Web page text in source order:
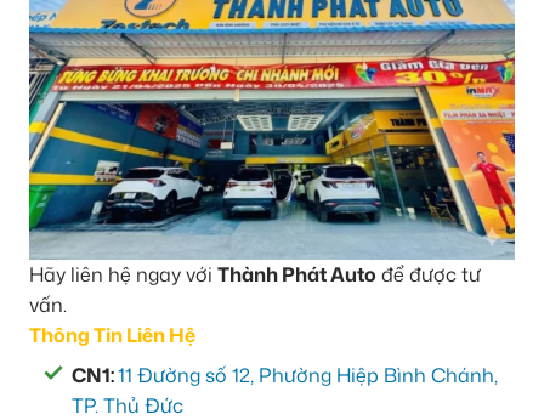
Hãy liên hệ ngay với Thành Phát Auto để được tư
vấn.
Thông Tin Liên Hệ
CN1:11 Đường số 12, Phường Hiệp Bình Chánh,
TP. Thủ Đức